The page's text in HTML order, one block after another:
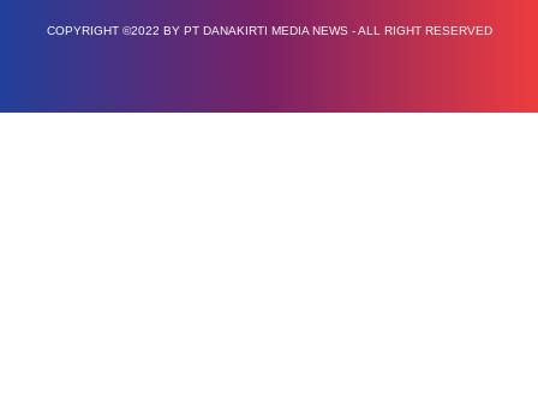
COPYRIGHT ©2022 BY PT DANAKIRTI MEDIA NEWS - ALL RIGHT RESERVED